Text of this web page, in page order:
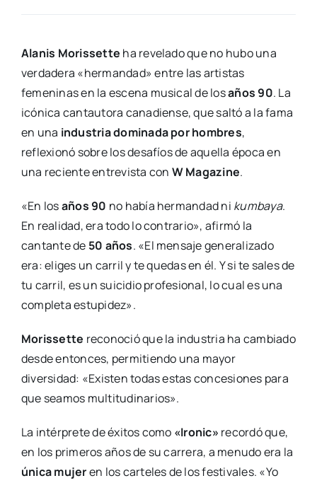
Alanis Morissette ha revelado que no hubo una
verdadera «hermandad» entre las artistas
femeninas en la escena musical de losaños 90. La
icónica cantautora canadiense, que saltó a la fama
en una industria dominada por hombres,
reflexionó sobre los desafíos de aquella época en
una reciente entrevista con W Magazine.
«En losaños 90 no había hermandad ni kumbaya.
En realidad, era todo lo contrario», afirmó la
cantante de 50 años. «El mensaje generalizado
era: eliges un carril y te quedas en él. Y si te sales de
tu carril, es un suicidio profesional, lo cual es una
completa estupidez».
Morissette reconoció que la industria ha cambiado
desde entonces, permitiendo una mayor
diversidad: «Existen todas estas concesiones para
que seamos multitudinarios».
La intérprete de éxitos como «Ironic» recordó que,
en los primeros años de su carrera, a menudo era la
única mujeren los carteles de los festivales. «Yo